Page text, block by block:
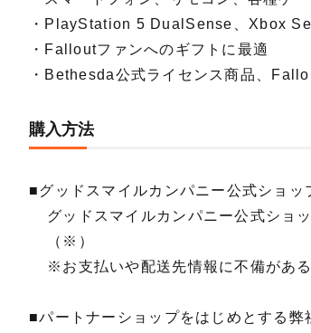
・PlayStation 5 DualSense、Xbox
・Falloutファンへのギフトに最適
・Bethesda公式ライセンス商品、
購入方法
■グッドスマイルカンパニー公式ショッ
グッドスマイルカンパニー公式ショ
（※）
※お支払いや配送先情報に不備があ
■パートナーショップをはじめとする弊